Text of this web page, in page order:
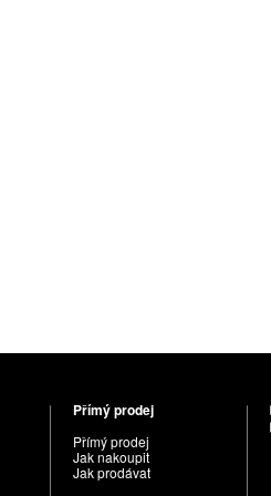
Přímý prodej
Přímý prodej
Jak nakoupit
Jak prodávat